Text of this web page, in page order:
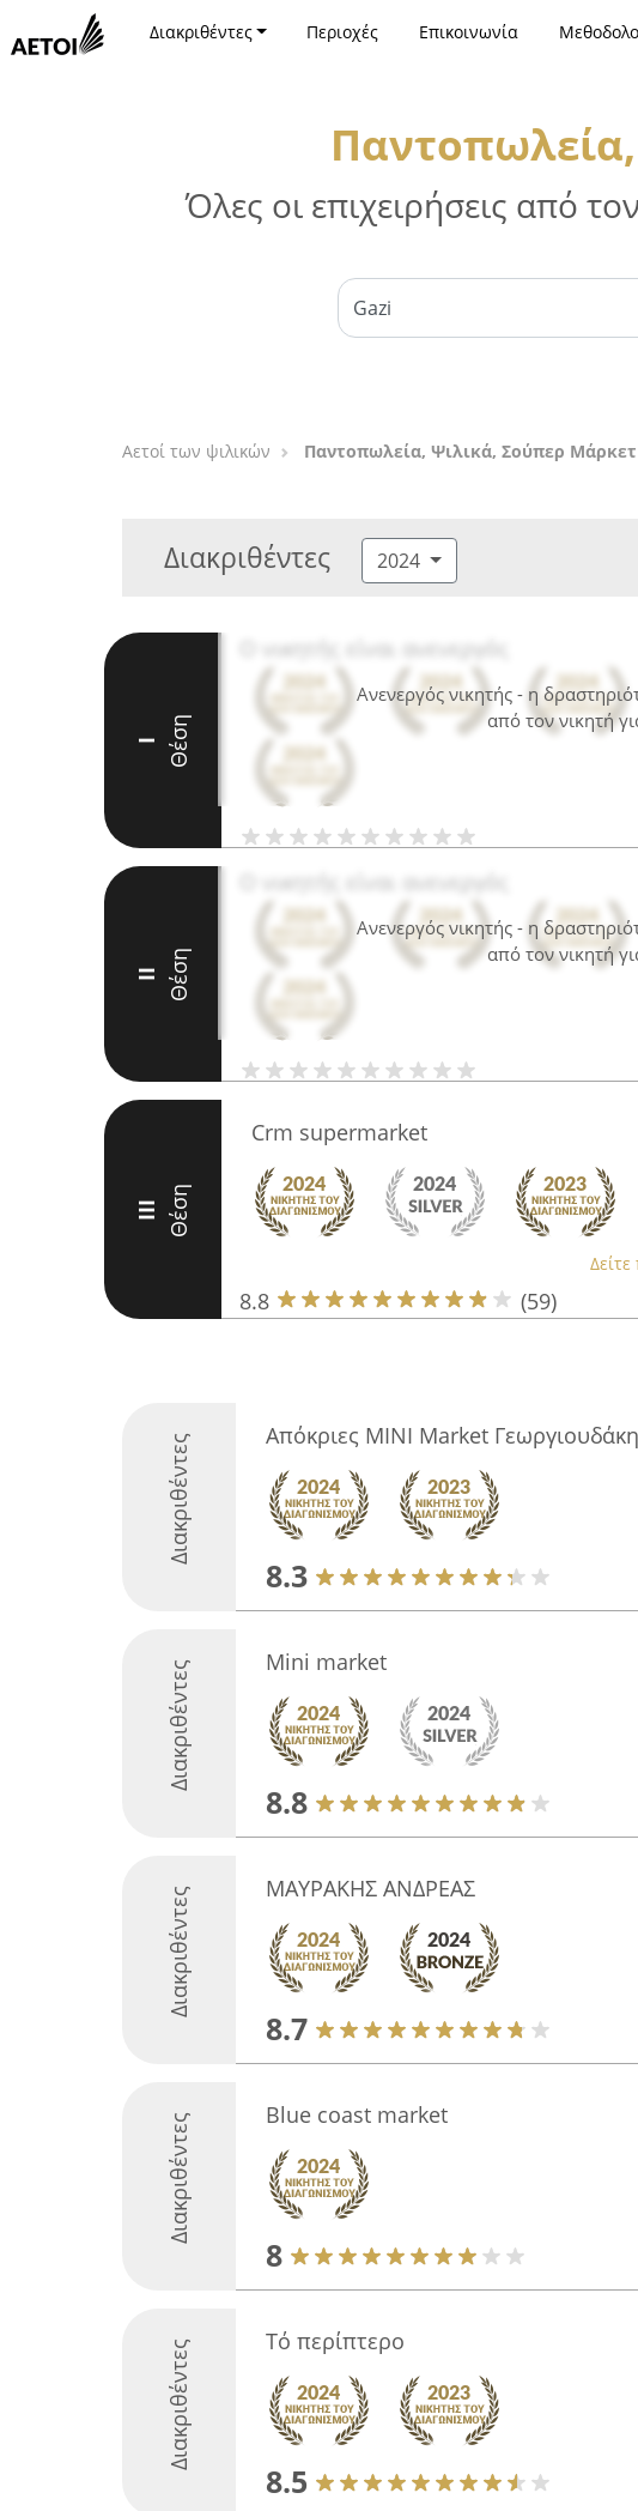
Διακριθέντες Περιοχές Επικοινωνία
Όλες οι επιχειρήσεις από
Αετοί των ψιλικών Παντοπωλεία, Ψιλικά, Σούπερ Μάρκετ
Διακριθέντες 2024
Ανενεργός νικητής - η
από τον νικητή
I Θέση
Ο νικητής είναι ανενεργός
Ανενεργός νικητής - η
από τον νικητή
II Θέση
Ο νικητής είναι ανενεργός
III Θέση
Crm supermarket
8.8 (59)
Διακριθέντες Απόκριες MINI Market
8.3
Διακριθέντες Mini market
8.8
Διακριθέντες ΜΑΥΡΑΚΗΣ ΑΝΔΡΕΑΣ
8.7
Διακριθέντες Blue coast market
8
Διακριθέντες Τό περίπτερο
8.5